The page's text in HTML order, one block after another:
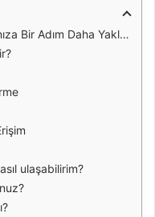
Bir Adım Daha Yaklaşın
ulaşabilirim?